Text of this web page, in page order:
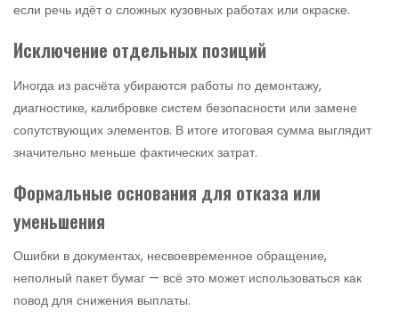
если речь идёт о сложных кузовных работах или окраске.
Исключение отдельных позиций
Иногда из расчёта убираются работы по демонтажу,
диагностике, калибровке систем безопасности или замене
сопутствующих элементов. В итоге итоговая сумма выглядит
значительно меньше фактических затрат.
Формальные основания для отказа или
уменьшения
Ошибки в документах, несвоевременное обращение,
неполный пакет бумаг — всё это может использоваться как
повод для снижения выплаты.